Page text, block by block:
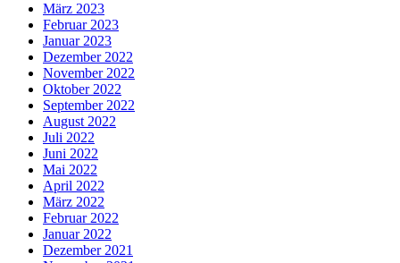
März 2023
Februar 2023
Januar 2023
Dezember 2022
November 2022
Oktober 2022
September 2022
August 2022
Juli 2022
Juni 2022
Mai 2022
April 2022
März 2022
Februar 2022
Januar 2022
Dezember 2021